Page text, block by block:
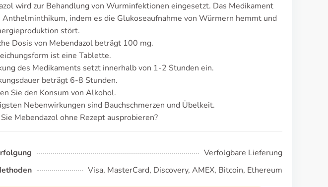
wird zur Behandlung von Wurminfektionen eingesetzt. Das Medikament
indem es die Glukoseaufnahme von Würmern hemmt und
stört.
Dosis von Mebendazol beträgt 100 mg.
ist eine Tablette.
des Medikaments setzt innerhalb von 1-2 Stunden ein.
beträgt 6-8 Stunden.
Sie den Konsum von Alkohol.
Nebenwirkungen sind Bauchschmerzen und Übelkeit.
Mebendazol ohne Rezept ausprobieren?
Verfolgbare Lieferung
Visa, MasterCard, Discovery, AMEX, Bitcoin, Ethereum